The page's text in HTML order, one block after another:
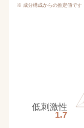
※ 成分構成からの推定値です
低刺激性
1.7